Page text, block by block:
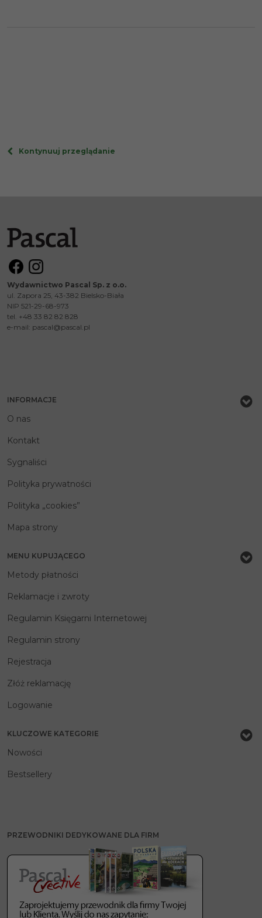
Kontynuuj przeglądanie
Wydawnictwo Pascal Sp. z o.o.
ul. Zapora 25, 43-382 Bielsko-Biała
NIP 521-29-68-973
tel. +48 33 82 82 828
e-mail: pascal@pascal.pl
INFORMACJE
O nas
Kontakt
Sygnaliści
Polityka prywatności
Polityka „cookies”
Mapa strony
MENU KUPUJĄCEGO
Metody płatności
Reklamacje i zwroty
Regulamin Księgarni Internetowej
Regulamin strony
Rejestracja
Złóż reklamację
Logowanie
KLUCZOWE KATEGORIE
Nowości
Bestsellery
PRZEWODNIKI DEDYKOWANE DLA FIRM